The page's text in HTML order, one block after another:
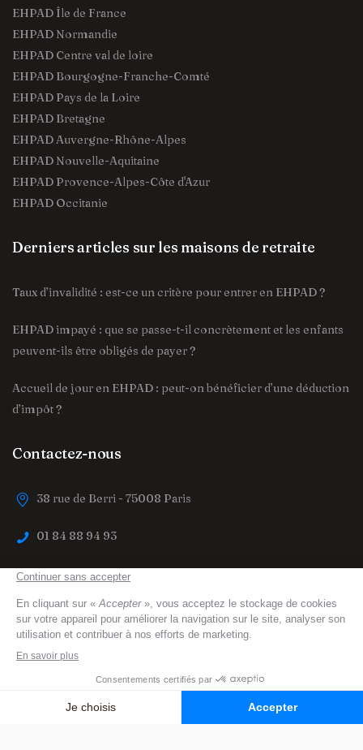
EHPAD Île de France
EHPAD Normandie
EHPAD Centre val de loire
EHPAD Bourgogne-Franche-Comté
EHPAD Pays de la Loire
EHPAD Bretagne
EHPAD Auvergne-Rhône-Alpes
EHPAD Nouvelle-Aquitaine
EHPAD Provence-Alpes-Côte d'Azur
EHPAD Occitanie
Derniers articles sur les maisons de retraite
Taux d’invalidité : est-ce un critère pour entrer en EHPAD ?
EHPAD impayé : que se passe-t-il concrètement et les enfants
peuvent-ils être obligés de payer ?
Accueil de jour en EHPAD : peut-on bénéficier d’une déduction
d’impôt ?
Contactez-nous
38 rue de Berri - 75008 Paris
01 84 88 94 93
contact@trouver-maison-de-retraite.fr
trouver-maison-de-retraite.fr© 2023 All Right